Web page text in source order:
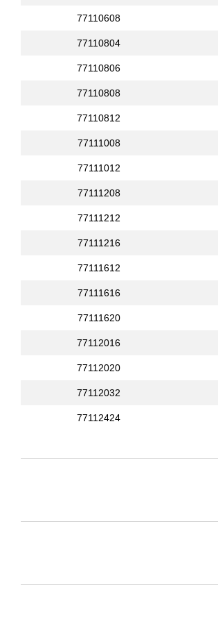
77110608
77110804
77110806
77110808
77110812
77111008
77111012
77111208
77111212
77111216
77111612
77111616
77111620
77112016
77112020
77112032
77112424